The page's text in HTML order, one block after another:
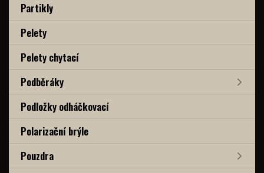
Partikly
Pelety
Pelety chytací
Podběráky
Podložky odháčkovací
Polarizační brýle
Pouzdra